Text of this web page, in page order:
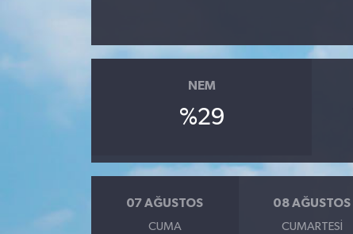
NEM
%29
07 AĞUSTOS
CUMA
08 AĞUSTOS
CUMARTESI